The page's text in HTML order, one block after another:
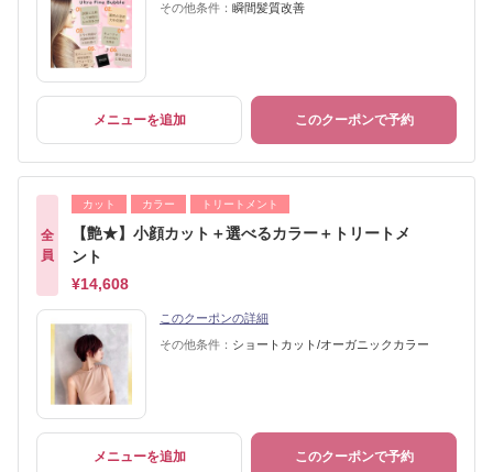
その他条件： 瞬間髪質改善
メニューを追加 このクーポンで予約
全
員
カット カラー トリートメント
【艶★】小顔カット＋選べるカラー＋トリートメ
ント
¥14,608
このクーポンの詳細
その他条件： ショートカット/オーガニックカラー
メニューを追加 このクーポンで予約